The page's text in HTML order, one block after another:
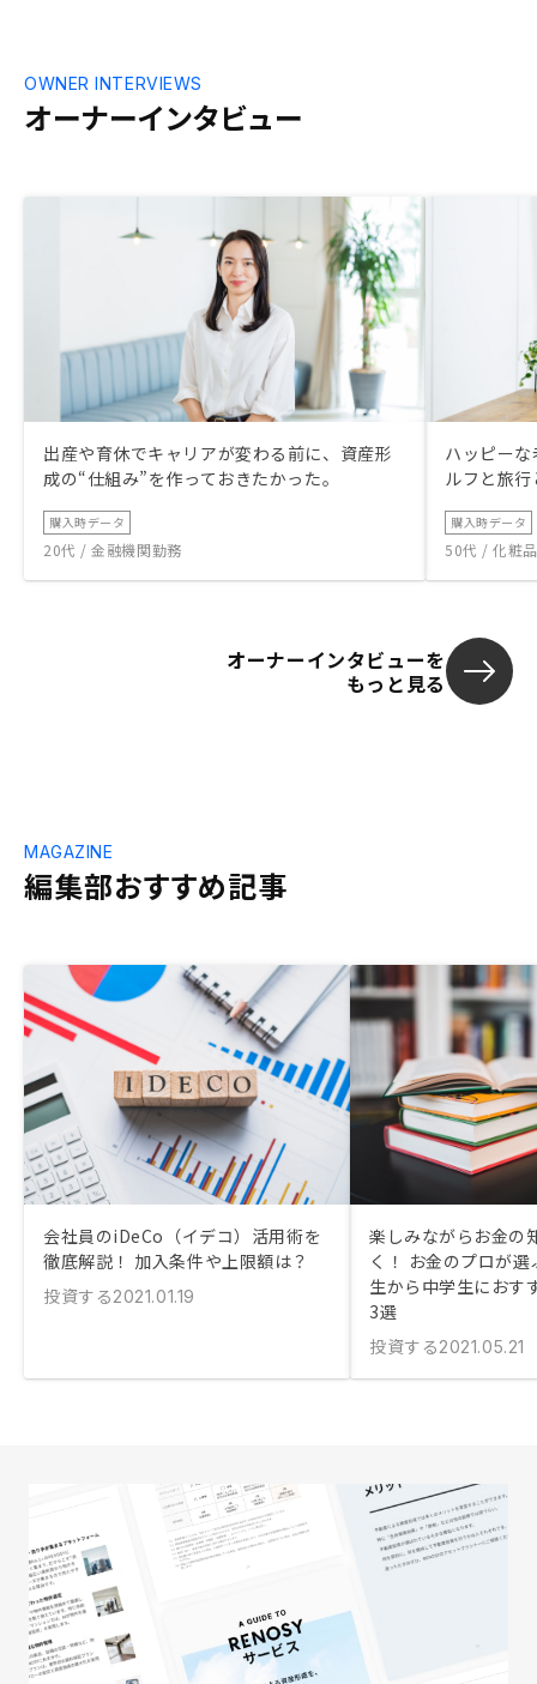
オーナーインタビュー
OWNER INTERVIEWS
出産や育休でキャリアが変わる前に、資産形
成の“仕組み”を作っておきたかった。
購入時データ
20代 / 金融機関勤務
ハッピー
ルフと旅
購入時データ
50代 / 化粧
オーナーインタビューを
もっと見る
編集部おすすめ記事
MAGAZINE
会社員のiDeCo（イデコ）活用術を
徹底解説！ 加入条件や上限額は？
投資する2021.01.19
楽しみながらお金の
く！ お金のプロが
生から中学生におす
3選
投資する2021.05.21